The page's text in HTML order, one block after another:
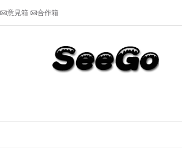
意見箱 合作箱